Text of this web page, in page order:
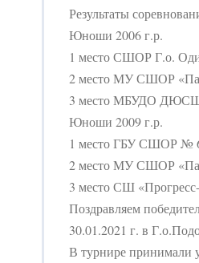
Результаты
Юноши 2006 г.р.
1 место СШОР Г.о.
2 место МУ СШОР
3 место МБУДО
Юноши 2009 г.р.
1 место ГБУ СШОР №
2 место МУ СШОР
3 место СШ
Поздравляем
30.01.2021 г. в
В турнире принимали